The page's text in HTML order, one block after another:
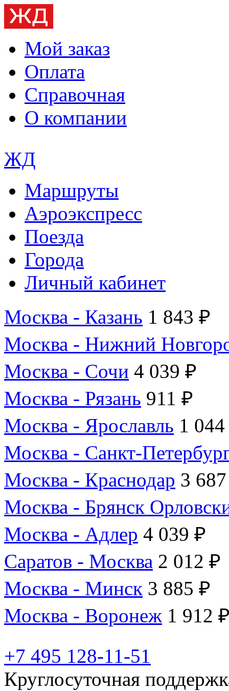
Мой заказ
Оплата
Справочная
О компании
ЖД
Маршруты
Аэроэкспресс
Поезда
Города
Личный кабинет
Москва - Казань 1 843 ₽
Москва - Нижний
Москва - Сочи 4 039 ₽
Москва - Рязань 911 ₽
Москва - Ярославль 1
Москва - Санкт-
Москва - Краснодар 3
Москва - Брянск
Москва - Адлер 4 039 ₽
Саратов - Москва 2 012 ₽
Москва - Минск 3 885 ₽
Москва - Воронеж 1 912
+7 495 128-11-51
Круглосуточная